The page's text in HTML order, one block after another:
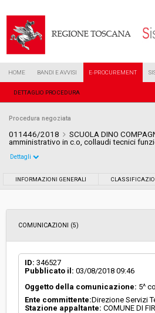
HOME BANDI E AVVISI E-PROCUREMENT
DETTAGLIO PROCEDURA
Procedura negoziata
011446/2018
SCUOLA DINO
amministrativo in c.o, collaudi tecnici
Data pubblicazione:
Svolgimento:
Responsabile attuale:
Dettagli
INFORMAZIONI GENERALI
COMUNICAZIONI (5)
ID: 346527
Pubblicato il: 03/08/2018 09:46
Oggetto della comunicazione: 5^
Ente committente:Direzione Servizi
Stazione appaltante: COMUNE DI